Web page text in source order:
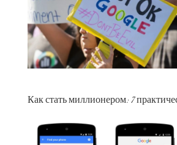
Как стать миллионером: 7